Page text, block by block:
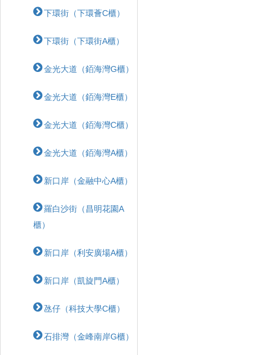
下環街（下環薈C櫃）
下環街（下環街A櫃）
金光大道（銆海灣G櫃）
金光大道（銆海灣E櫃）
金光大道（銆海灣C櫃）
金光大道（銆海灣A櫃）
新口岸（金融中心A櫃）
羅白沙街（昌明花園A
櫃）
新口岸（利安廣場A櫃）
新口岸（凱旋門A櫃）
氹仔（科技大學C櫃）
石排灣（金峰南岸G櫃）